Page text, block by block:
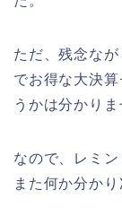
ただ、残念な
でお得な大決
うかは分かりま
なので、レミ
また何か分か